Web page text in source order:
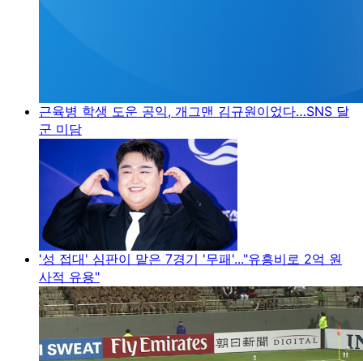
근육병 학생 도운 공익, 개그맨 김규원이었다…SNS 달
군 미담
'성 접대' 심판이 맡은 7경기 '무패'..."유흥비로 2억 원
사적 유용"